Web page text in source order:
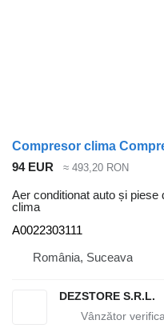
94 EUR ≈ 493,20 RON
Aer conditionat auto și
clima
A0022303111
România, Suceava
DEZSTORE S.R.L.